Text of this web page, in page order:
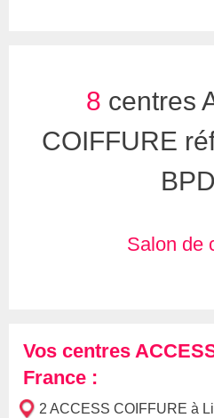
8 centres
COIFFURE
Salon de
Vos centres
France :
2 ACCESS COIFFURE à